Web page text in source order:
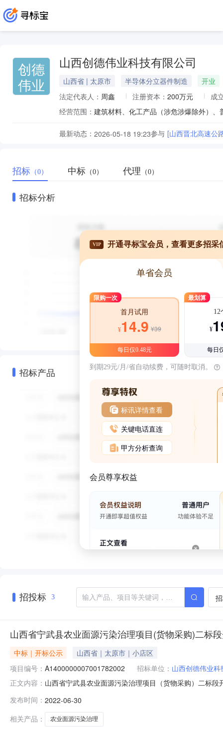
创德
伟业
山西创德伟业科技有限公司
山西省 | 太原市 半导体分立器件制造
开业
法定代表人： 周鑫 注册资本： 200万元
成
经营范围：
最新动态： 2026-05-18 19:23参与
招标 （0） 中标 （0） 代理 （0）
招标分析
招标产品
VIP 开通寻标宝会员，查看更多招采
单省会员
限购一次
首月试用
¥14.9 ¥39
每日仅0.48元
最划算
12
¥
每日
到期29元/月/省自动续费，可随时取消。
标讯详情查看
关键电话直连
甲方分析查询
会员尊享权益
招投标 3
山西省宁武县农业面源污染治理项目(货物采购)二标
中标｜开标公示
山西省｜太原市｜小店区
项目编号： A1400000007001782002 招标单位： 山西创德伟业
正文内容： 山西省宁武县农业面源污染治理项目（货物采购）二标
间:2022-06-2916:30:24.643,投标人名称:太原烽火龙科
发布时间： 2022-06-30
相关产品：
农业面源污染治理